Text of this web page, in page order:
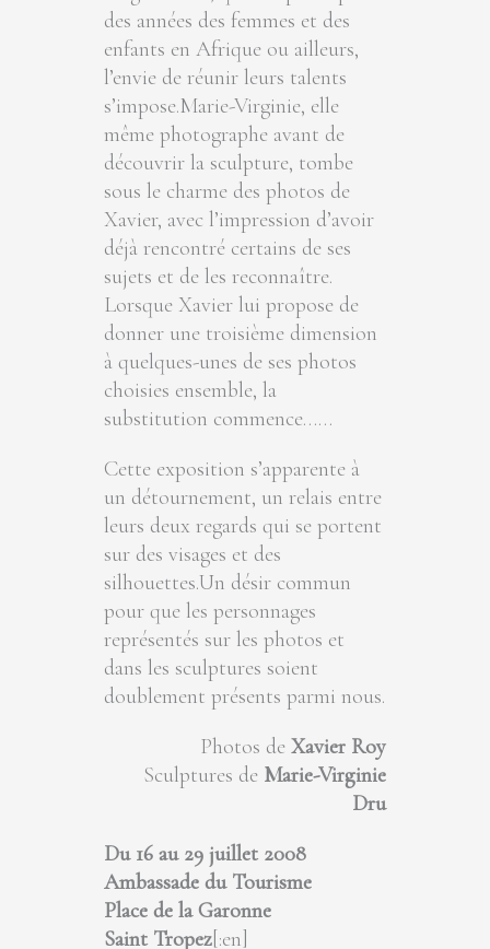
des années des femmes et des
enfants en Afrique ou ailleurs,
l’envie de réunir leurs talents
s’impose.Marie-Virginie, elle
même photographe avant de
découvrir la sculpture, tombe
sous le charme des photos de
Xavier, avec l’impression d’avoir
déjà rencontré certains de ses
sujets et de les reconnaître.
Lorsque Xavier lui propose de
donner une troisième dimension
à quelques-unes de ses photos
choisies ensemble, la
substitution commence……
Cette exposition s’apparente à
un détournement, un relais entre
leurs deux regards qui se portent
sur des visages et des
silhouettes.Un désir commun
pour que les personnages
représentés sur les photos et
dans les sculptures soient
doublement présents parmi nous.
Photos de Xavier Roy
Sculptures de Marie-Virginie
Dru
Du 16 au 29 juillet 2008
Ambassade du Tourisme
Place de la Garonne
Saint Tropez[:en]